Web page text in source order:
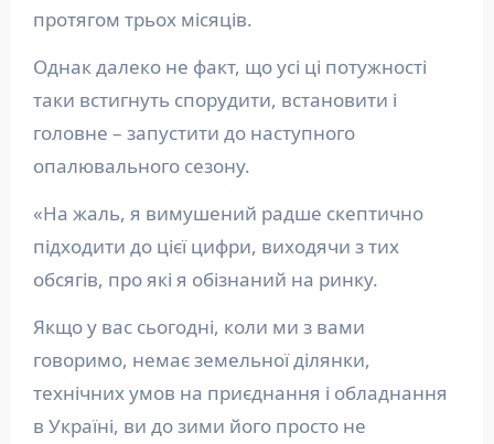
протягом трьох місяців.
Однак далеко не факт, що усі ці потужності
таки встигнуть спорудити, встановити і
головне – запустити до наступного
опалювального сезону.
«На жаль, я вимушений радше скептично
підходити до цієї цифри, виходячи з тих
обсягів, про які я обізнаний на ринку.
Якщо у вас сьогодні, коли ми з вами
говоримо, немає земельної ділянки,
технічних умов на приєднання і обладнання
в Україні, ви до зими його просто не